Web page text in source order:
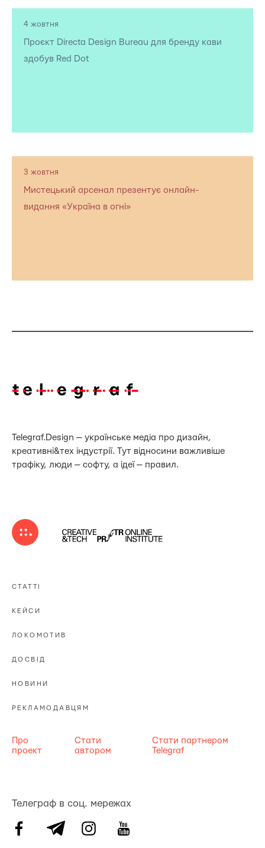
4 жовтня
Проєкт Directa Design Bureau для бренду кави
здобув Red Dot
3 жовтня
Мистецький арсенал презентує онлайн-
видання «Україна в огні»
Telegraf.Design — українське медіа про дизайн,
креативні&тех індустрії. Тут відносини важливіше
трафіку, люди — софту, а ідеї — правил.
СТАТТІ
КЕЙСИ
ЛОКОМОТИВ
ДОСВІД
НОВИНИ
РЕКЛАМОДАВЦЯМ
Про
проект
Стати
автором
Стати партнером
Telegraf
Телеграф в соц. мережах